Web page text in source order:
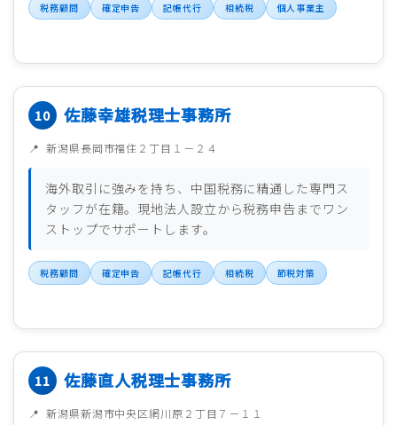
税務顧問 確定申告 記帳代行 相続税 個人事業主
佐藤幸雄税理士事務所
新潟県長岡市福住２丁目１－２４
海外取引に強みを持ち、中国税務に精通した専門ス
タッフが在籍。現地法人設立から税務申告までワン
ストップでサポートします。
税務顧問 確定申告 記帳代行 相続税 節税対策
佐藤直人税理士事務所
新潟県新潟市中央区網川原２丁目７－１１